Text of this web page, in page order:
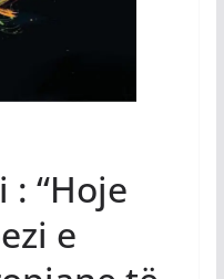
“Hoje
e